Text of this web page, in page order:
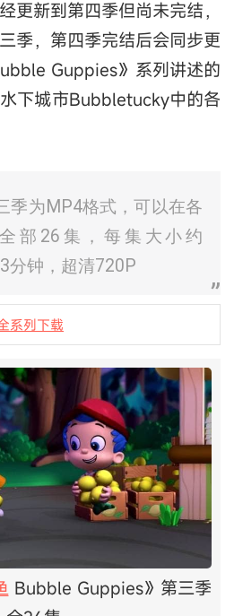
更新到第四季但尚未完结，
季，第四季完结后会同步更
Guppies》系列讲述的
下城市Bubbletucky中的各
季为MP4格式，可以在各
部26集，每集大小约
分钟，超清720P
系列下载
Bubble Guppies》第三季